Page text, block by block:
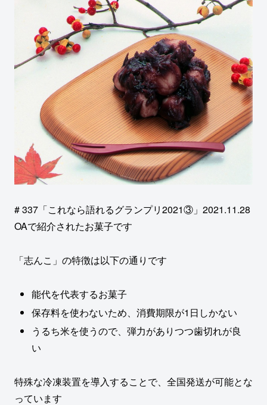
# 337「これなら語れるグランプリ2021③」2021.11.28
OAで紹介されたお菓子です
「志んこ」の特徴は以下の通りです
能代を代表するお菓子
保存料を使わないため、消費期限が1日しかない
うるち米を使うので、弾力がありつつ歯切れが良
い
特殊な冷凍装置を導入することで、全国発送が可能とな
っています